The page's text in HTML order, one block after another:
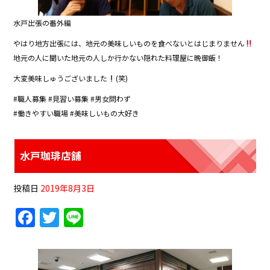
水戸出張の番外編
やはり地方出張には、地元の美味しいものを食べないとはじまりません
地元の人に聞いた地元の人しか行かない隠れた料理屋に晩御飯！
大変美味しゅうございました
(笑)
#職人募集 #見習い募集 #男女問わず
#働きやすい職場 #美味しいもの大好き
水戸珈琲店舗
投稿日 2019年8月3日
F
a
c
T
w
itte